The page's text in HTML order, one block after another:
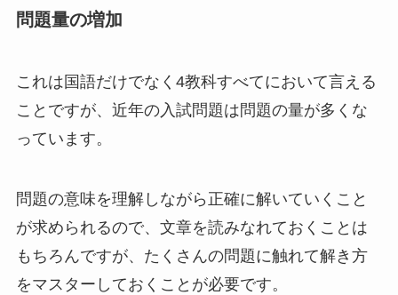
問題量の増加
これは国語だけでなく4教科すべてにおいて言える
ことですが、近年の入試問題は問題の量が多くな
っています。
問題の意味を理解しながら正確に解いていくこと
が求められるので、文章を読みなれておくことは
もちろんですが、たくさんの問題に触れて解き方
をマスターしておくことが必要です。